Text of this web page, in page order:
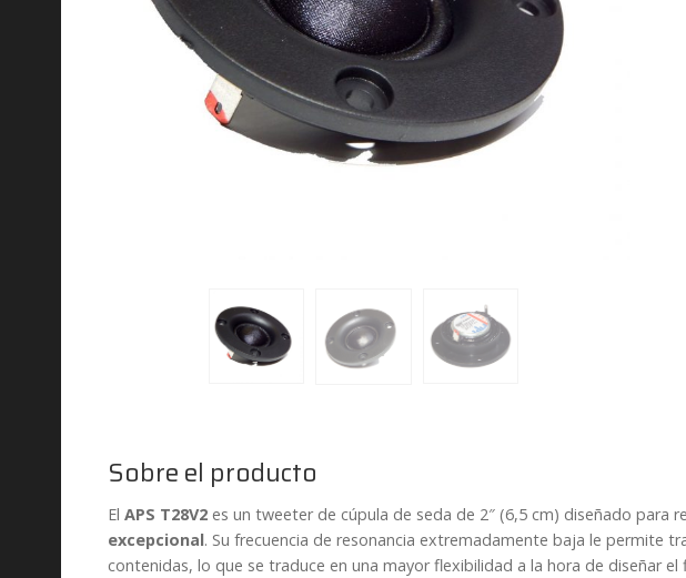
Sobre el producto
El APS T28V2es un tweeter de cúpula de seda de 2″ (6,5 cm) diseñado para
excepcional. Su frecuencia de resonancia extremadamente baja le permite
contenidas, lo que se traduce en una mayor flexibilidad a la hora de diseñar